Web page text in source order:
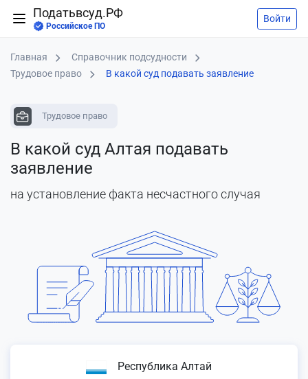
Податьвсуд.РФ
Российское ПО
Войти
Главная
Справочник подсудности
Трудовое право
В какой суд подавать заявление
Трудовое право
В какой суд Алтая подавать
заявление
на установление факта несчастного случая
Республика Алтай